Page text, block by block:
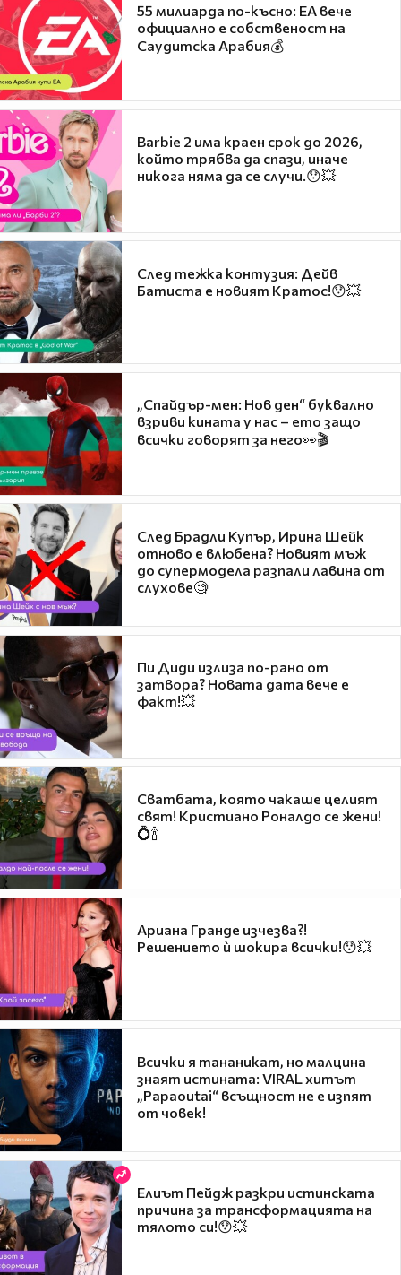
55 милиарда по-късно: EA вече
официално е собственост на
Саудитска Арабия💰
Barbie 2 има краен срок до 2026,
който трябва да спази, иначе
никога няма да се случи.😯💥
След тежка контузия: Дейв
Батиста е новият Кратос!😯💥
„Спайдър-мен: Нов ден“ буквално
взриви кината у нас – ето защо
всички говорят за него👀🎬
След Брадли Купър, Ирина Шейк
отново е влюбена? Новият мъж
до супермодела разпали лавина от
слухове🧐
Пи Диди излиза по-рано от
затвора? Новата дата вече е
факт!💥
Сватбата, която чакаше целият
свят! Кристиано Роналдо се жени!
💍🍾
Ариана Гранде изчезва?!
Решението ѝ шокира всички!😯💥
Всички я тананикат, но малцина
знаят истината: VIRAL хитът
„Papaoutai“ всъщност не е изпят
от човек!
Елиът Пейдж разкри истинската
причина за трансформацията на
тялото си!😯💥